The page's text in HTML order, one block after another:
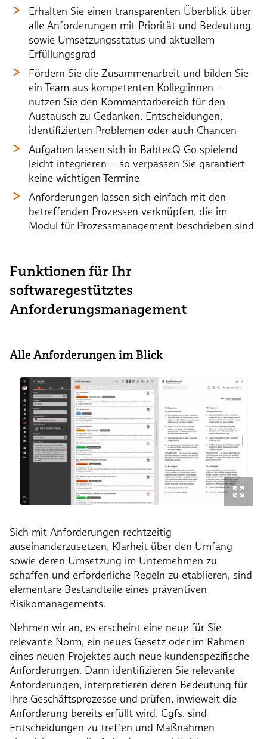
Erhalten Sie einen transparenten Überblick über
alle Anforderungen mit Priorität und Bedeutung
sowie Umsetzungsstatus und aktuellem
Erfüllungsgrad
Fördern Sie die Zusammenarbeit und bilden Sie
ein Team aus kompetenten Kolleg:innen –
nutzen Sie den Kommentarbereich für den
Austausch zu Gedanken, Entscheidungen,
identifizierten Problemen oder auch Chancen
Aufgaben lassen sich in BabtecQ Go spielend
leicht integrieren – so verpassen Sie garantiert
keine wichtigen Termine
Anforderungen lassen sich einfach mit den
betreffenden Prozessen verknüpfen, die im
Modul für Prozessmanagement beschrieben sind
Funktionen für Ihr
softwaregestütztes
Anforderungsmanagement
Alle Anforderungen im Blick
Sich mit Anforderungen rechtzeitig
auseinanderzusetzen, Klarheit über den Umfang
sowie deren Umsetzung im Unternehmen zu
schaffen und erforderliche Regeln zu etablieren, sind
elementare Bestandteile eines präventiven
Risikomanagements.
Nehmen wir an, es erscheint eine neue für Sie
relevante Norm, ein neues Gesetz oder im Rahmen
eines neuen Projektes auch neue kundenspezifische
Anforderungen. Dann identifizieren Sie relevante
Anforderungen, interpretieren deren Bedeutung für
Ihre Geschäftsprozesse und prüfen, inwieweit die
Anforderung bereits erfüllt wird. Ggfs. sind
Entscheidungen zu treffen und Maßnahmen